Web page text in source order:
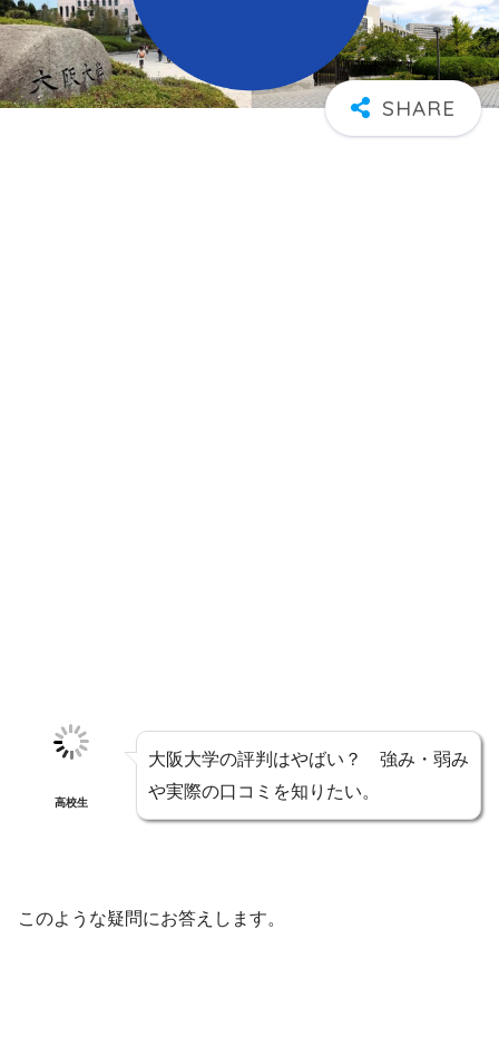
高校生
大阪大学の評判はやばい？ 強み・弱み
や実際の口コミを知りたい。
このような疑問にお答えします。